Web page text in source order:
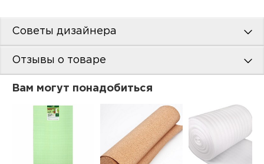
Советы дизайнера
Отзывы о товаре
Вам могут понадобиться